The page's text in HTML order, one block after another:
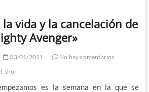
vida y la cancelación de
Avenger»
03/01/2011
No hay comentarios
thor
es la semana en la que se